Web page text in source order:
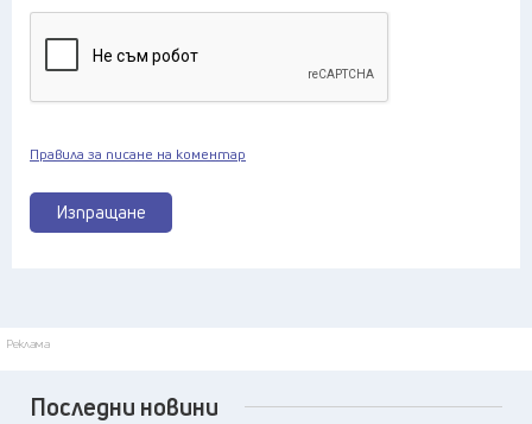
Изпращане
Правила за писане на коментар
Реклама
Последни новини